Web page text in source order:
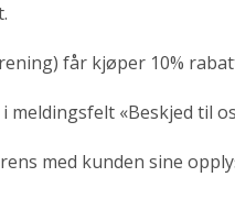
får kjøper 10%
«Beskjed til
med kunden sine